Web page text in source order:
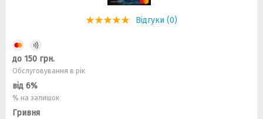
Відгуки (0)
до 150 грн.
Обслуговування в рік
від 6%
% на залишок
Гривня